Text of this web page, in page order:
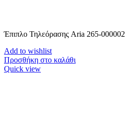
Έπιπλο Τηλεόρασης Aria 265-000002
Add to wishlist
Προσθήκη στο καλάθι
Quick view